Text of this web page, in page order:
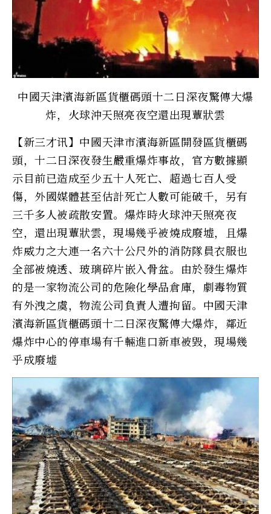
中國天津濱海新區貨櫃碼頭十二日深夜驚傳大爆
炸，火球沖天照亮夜空還出現蕈狀雲
【新三才讯】中國天津市濱海新區開發區貨櫃碼
頭，十二日深夜發生嚴重爆炸事故，官方數據顯
示目前已造成至少五十人死亡、超過七百人受
傷，外國媒體甚至估計死亡人數可能破千，另有
三千多人被疏散安置。爆炸時火球沖天照亮夜
空，還出現蕈狀雲，現場幾乎被燒成廢墟，且爆
炸威力之大連一名六十公尺外的消防隊員衣服也
全部被燒透、玻璃碎片嵌入骨盆。由於發生爆炸
的是一家物流公司的危險化學品倉庫，劇毒物質
有外洩之虞，物流公司負責人遭拘留。中國天津
濱海新區貨櫃碼頭十二日深夜驚傳大爆炸，鄰近
爆炸中心的停車場有千輛進口新車被毀，現場幾
乎成廢墟